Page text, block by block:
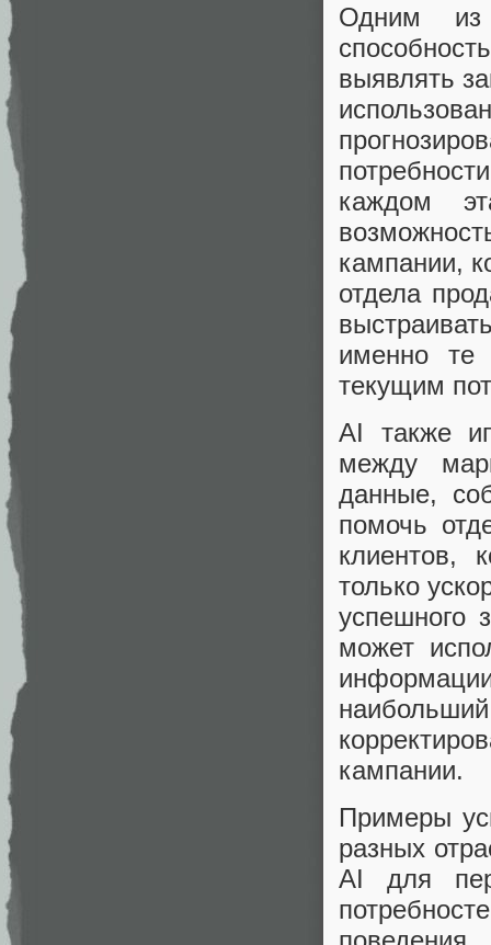
Одним из
выявлять
каждом
кампании,
отдела
именно те
текущим
AI также
между
данные,
помочь
клиентов,
только
успешного
может
кампании.
Примеры
разных
AI для